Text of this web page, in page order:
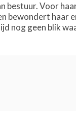
Voor
bewondert haar
nog geen blik